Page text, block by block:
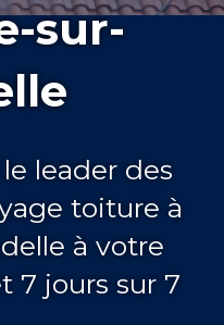
sur-
leader des
toiture à
à votre
7 jours sur 7